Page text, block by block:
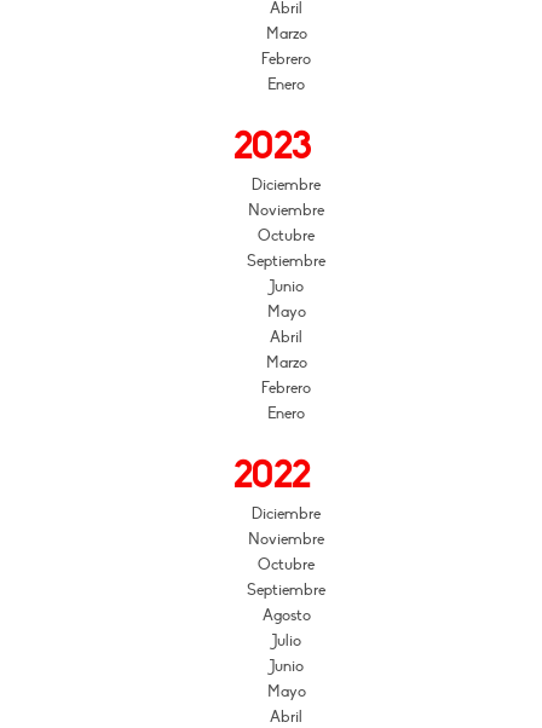
Abril
Marzo
Febrero
Enero
2023
Diciembre
Noviembre
Octubre
Septiembre
Junio
Mayo
Abril
Marzo
Febrero
Enero
2022
Diciembre
Noviembre
Octubre
Septiembre
Agosto
Julio
Junio
Mayo
Abril